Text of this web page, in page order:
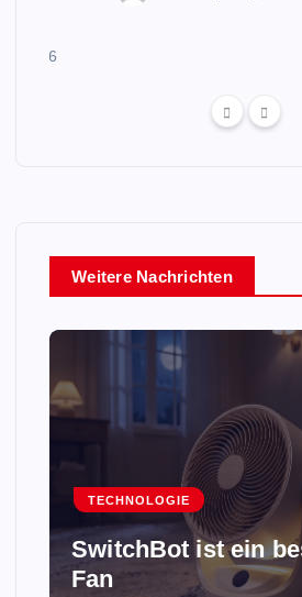
2026
Weitere Nachrichten
TECHNOLOGIE
SwitchBot ist ein
Fan